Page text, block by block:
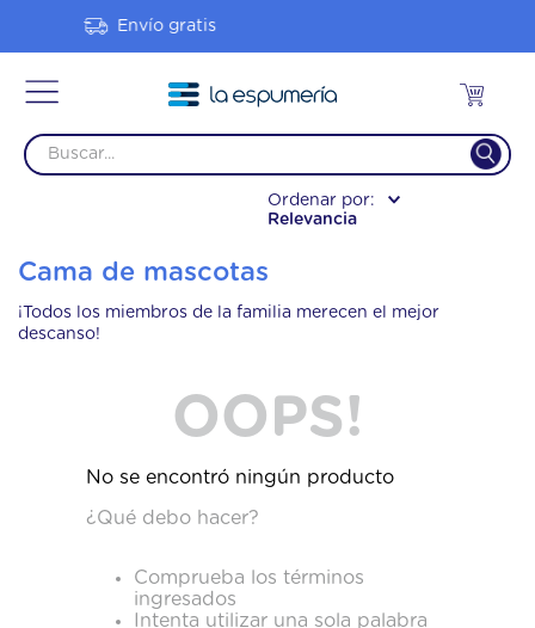
Relevancia
Cama de mascotas
¡Todos los miembros de la familia merecen el mejor
descanso!
OOPS!
No se encontró ningún producto
¿Qué debo hacer?
Comprueba los términos
ingresados
Intenta utilizar una sola palabra